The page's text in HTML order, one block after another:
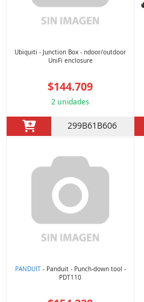
Ubiquiti - Junction Box - ndoor/outdoor
UniFi enclosure
$144.709
2 unidades
299B61B606
PANDUIT- Panduit - Punch-down tool -
PDT110